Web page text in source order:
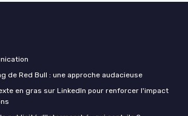
de Red Bull : une approche audacieuse
en gras sur LinkedIn pour renforcer l'impact